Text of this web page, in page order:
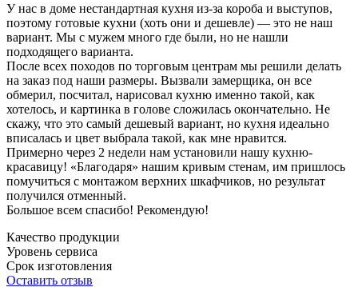
У нас в доме нестандартная кухня из-за короба и выступов,
поэтому готовые кухни (хоть они и дешевле) — это не наш
вариант. Мы с мужем много где были, но не нашли
подходящего варианта.
После всех походов по торговым центрам мы решили делать
на заказ под наши размеры. Вызвали замерщика, он все
обмерил, посчитал, нарисовал кухню именно такой, как
хотелось, и картинка в голове сложилась окончательно. Не
скажу, что это самый дешевый вариант, но кухня идеально
вписалась и цвет выбрала такой, как мне нравится.
Примерно через 2 недели нам установили нашу кухню-
красавицу! «Благодаря» нашим кривым стенам, им пришлось
помучиться с монтажом верхних шкафчиков, но результат
получился отменный.
Большое всем спасибо! Рекомендую!
Качество продукции
Уровень сервиса
Срок изготовления
Оставить отзыв